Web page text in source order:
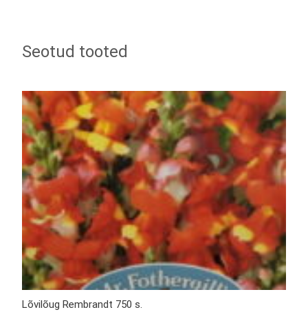
Seotud tooted
Lõvilõug Rembrandt 750 s.